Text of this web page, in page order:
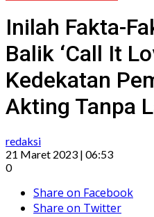
Inilah Fakta-
Balik ‘Call It
Kedekatan
Akting Tanpa
redaksi
21 Maret 2023 | 06:53
0
Share on Facebook
Share on Twitter